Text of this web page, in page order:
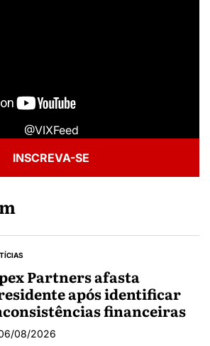
@VIXFeed
INSCREVA-SE
Partners afasta
após identificar
financeiras
08/2026